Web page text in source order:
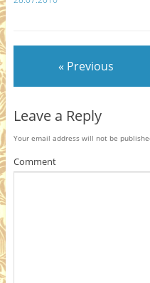
« Previous
Leave a Reply
Your email address will not be
Comment